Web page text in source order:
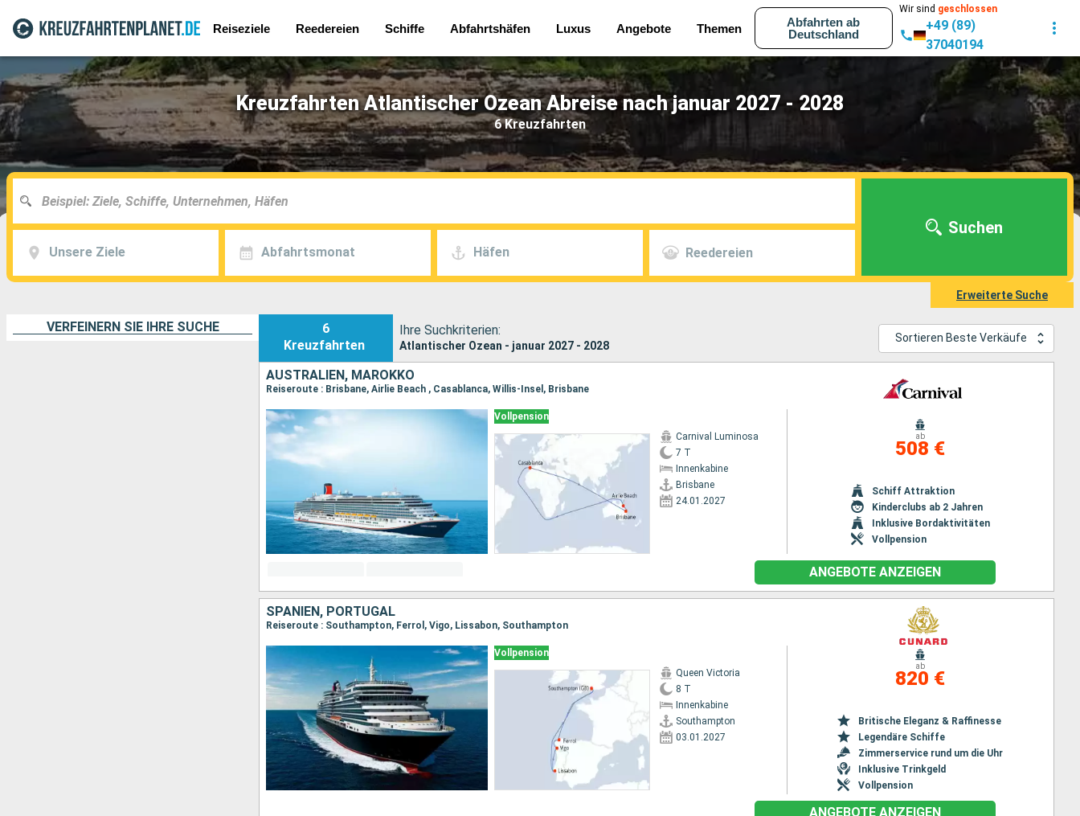
Reiseziele Reedereien Schiffe Abfahrtshäfen Luxus Angebote Themen
Abfahrten ab
Deutschland
Wir sind geschlossen
+49 (89)
37040194
Kreuzfahrten Atlantischer Ozean Abreise nach januar 2027 - 2028
6 Kreuzfahrten
Unsere Ziele Abfahrtsmonat Häfen Reedereien
Suchen
Erweiterte Suche
VERFEINERN SIE IHRE SUCHE
6
Kreuzfahrten
Ihre Suchkriterien:
Atlantischer Ozean - januar 2027 - 2028
Sortieren Beste Verkäufe
AUSTRALIEN, MAROKKO
Reiseroute : Brisbane, Airlie Beach , Casablanca, Willis-Insel, Brisbane
Vollpension
Carnival Luminosa
7 T
Innenkabine
Brisbane
24.01.2027
ab
508 €
Schiff Attraktion
Kinderclubs ab 2 Jahren
Inklusive Bordaktivitäten
Vollpension
ANGEBOTE ANZEIGEN
SPANIEN, PORTUGAL
Reiseroute : Southampton, Ferrol, Vigo, Lissabon, Southampton
Vollpension
Queen Victoria
8 T
Innenkabine
Southampton
03.01.2027
ab
820 €
Britische Eleganz & Raffinesse
Legendäre Schiffe
Zimmerservice rund um die Uhr
Inklusive Trinkgeld
Vollpension
ANGEBOTE ANZEIGEN